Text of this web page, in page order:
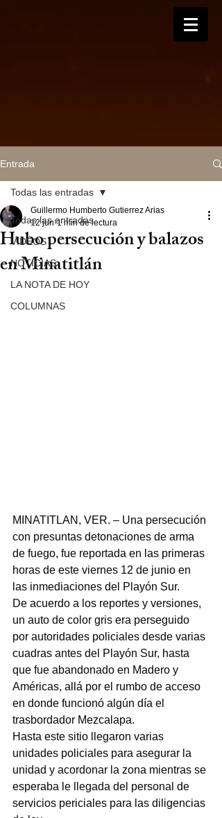
Entrada
Todas las entradas
VIDEOS
NOTICIAS
LA NOTA DE HOY
COLUMNAS
Todas las entradas
Hubo persecución y balazos
en Minatitlán
Guillermo Humberto Gutierrez Arias
12 jun 1 min de lectura
MINATITLAN, VER. – Una persecución
con presuntas detonaciones de arma
de fuego, fue reportada en las primeras
horas de este viernes 12 de junio en
las inmediaciones del Playón Sur.
De acuerdo a los reportes y versiones,
un auto de color gris era perseguido
por autoridades policiales desde varias
cuadras antes del Playón Sur, hasta
que fue abandonado en Madero y
Américas, allá por el rumbo de acceso
en donde funcionó algún día el
trasbordador Mezcalapa.
Hasta este sitio llegaron varias
unidades policiales para asegurar la
unidad y acordonar la zona mientras se
esperaba le llegada del personal de
servicios periciales para las diligencias